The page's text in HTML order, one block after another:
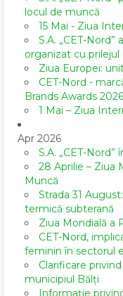
locul de muncă
15 Mai - Ziua
S.A. „CET-
organizat cu prilejul
Ziua Europei:
CET-Nord -
Brands Awards 2026
1 Mai – Ziua
Apr 2026
S.A. „CET-Nord”
28 Aprilie – Ziua
Muncă
Strada 31
termică subterană
Ziua Mondială a
CET-Nord,
feminin în sectorul
Clarificare
municipiul Bălți
Informație